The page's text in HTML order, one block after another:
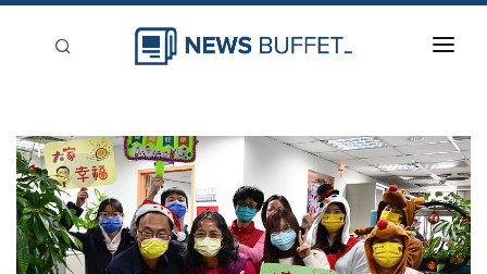
新聞稿分類
登入
刊登